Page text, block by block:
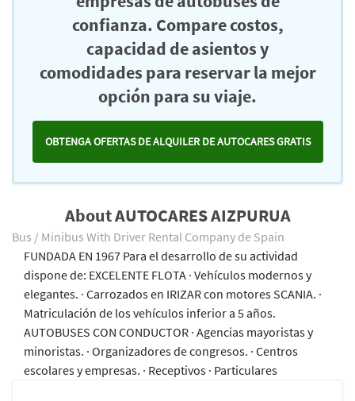
confianza. Compare costos,
capacidad de asientos y
comodidades para reservar la mejor
opción para su viaje.
OBTENGA OFERTAS DE ALQUILER DE AUTOCARES GRATIS
About AUTOCARES AIZPURUA
Bus / Minibus With Driver Rental Company de Spain
FUNDADA EN 1967 Para el desarrollo de su actividad
dispone de: EXCELENTE FLOTA · Vehículos modernos y
elegantes. · Carrozados en IRIZAR con motores SCANIA. ·
Matriculación de los vehículos inferior a 5 años.
AUTOBUSES CON CONDUCTOR · Agencias mayoristas y
minoristas. · Organizadores de congresos. · Centros
escolares y empresas. · Receptivos · Particulares